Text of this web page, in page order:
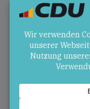
Der Rechtsanspruch
Kommunen planen
Bildungspolitik im
Schwerpunkte und
nachsteuern.
Quellen